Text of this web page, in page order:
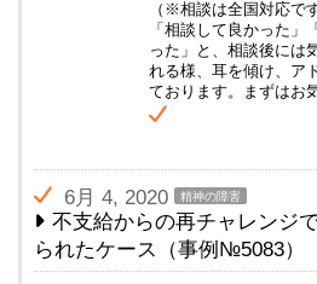
（※相談は全国対応で
「相談して良かった」
った」と、相談後には
れる様、耳を傾け、ア
ております。まずはお
6月 4, 2020 精神の障害
不支給からの再チャレンジ
られたケース（事例№5083）